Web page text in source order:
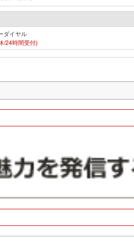
ダイヤル
/24時間受付)